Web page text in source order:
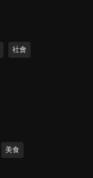
社會
美食